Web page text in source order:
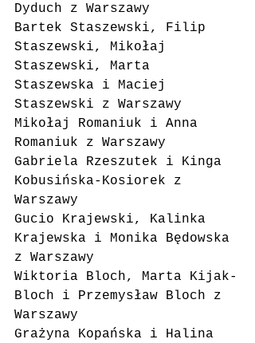
Dyduch z Warszawy
Bartek Staszewski, Filip
Staszewski, Mikołaj
Staszewski, Marta
Staszewska i Maciej
Staszewski z Warszawy
Mikołaj Romaniuk i Anna
Romaniuk z Warszawy
Gabriela Rzeszutek i Kinga
Kobusińska-Kosiorek z
Warszawy
Gucio Krajewski, Kalinka
Krajewska i Monika Będowska
z Warszawy
Wiktoria Bloch, Marta Kijak-
Bloch i Przemysław Bloch z
Warszawy
Grażyna Kopańska i Halina